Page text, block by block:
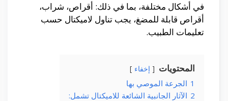
في أشكال مختلفة، بما في ذلك: أقراص، شراب،
أقراص قابلة للمضغ، يجب تناول لاميكتال حسب
تعليمات الطبيب.
المحتويات إخفاء
1 الجرعة الموصي بها
2 الآثار الجانبية الشائعة للاميكتال تشمل: